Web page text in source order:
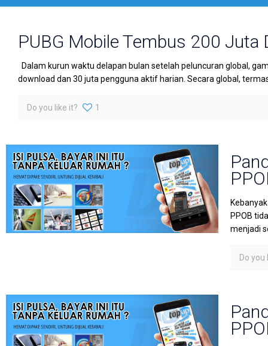
PUBG Mobile Tembus 200 Juta
Dalam kurun waktu delapan bulan setelah peluncuran global,
download dan 30 juta pengguna aktif harian. Secara global,
Do you like it? 1
PPOB
menjadi
Do you